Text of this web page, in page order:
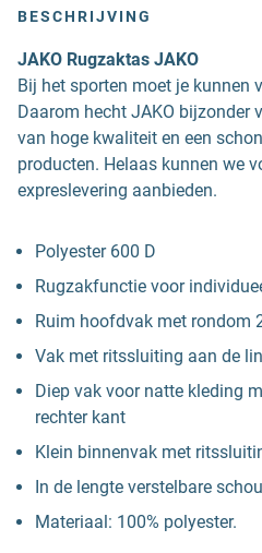
BESCHRIJVING
JAKO Rugzaktas JAKO
Bij het sporten moet je kunnen
Daarom hecht JAKO bijzonder
van hoge kwaliteit en een
producten. Helaas kunnen we
expreslevering aanbieden.
Polyester 600 D
Rugzakfunctie voor
Ruim hoofdvak met rondom
Vak met ritssluiting aan de
Diep vak voor natte kleding
rechter kant
Klein binnenvak met
In de lengte verstelbare
Materiaal: 100% polyester.